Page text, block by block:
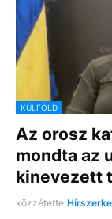
KÜLFÖLD
Az orosz
mondta az
kinevezett
közzétette